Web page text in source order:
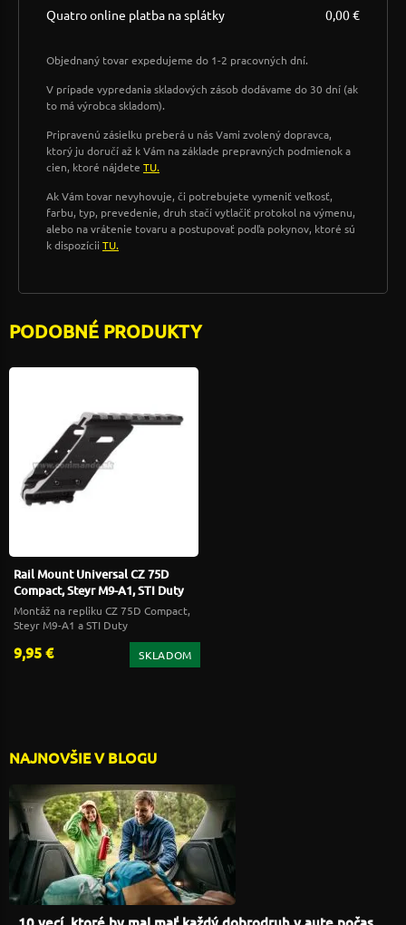
Quatro online platba na splátky 0,00 €
Objednaný tovar expedujeme do 1-2 pracovných dní.
V prípade vypredania skladových zásob dodávame do 30 dní (ak
to má výrobca skladom).
Pripravenú zásielku preberá u nás Vami zvolený dopravca,
ktorý ju doručí až k Vám na základe prepravných podmienok a
cien, ktoré nájdete TU.
Ak Vám tovar nevyhovuje, či potrebujete vymeniť veľkosť,
farbu, typ, prevedenie, druh stačí vytlačiť protokol na výmenu,
alebo na vrátenie tovaru a postupovať podľa pokynov, ktoré sú
k dispozícii TU.
PODOBNÉ PRODUKTY
Rail Mount Universal CZ 75D
Compact, Steyr M9-A1, STI Duty
Montáž na repliku CZ 75D Compact,
Steyr M9-A1 a STI Duty
9,95 € SKLADOM
NAJNOVŠIE V BLOGU